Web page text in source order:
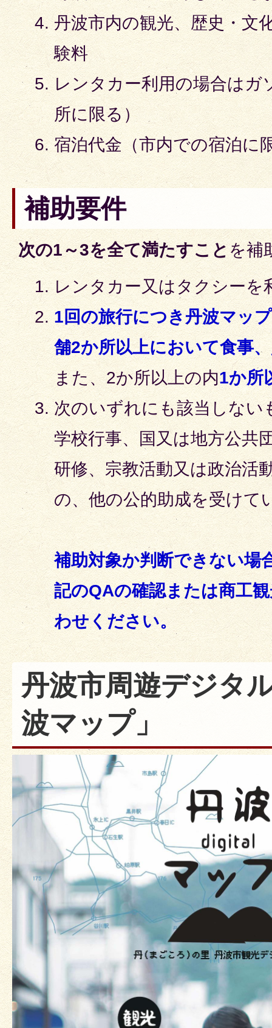
丹波市内の観光、歴史・文
験料
レンタカー利用の場合はガ
所に限る）
宿泊代金（市内での宿泊に
補助要件
次の1～3を全て満たすことを補
レンタカー又はタクシーを
1回の旅行につき丹波マッ
舗2か所以上において食事
また、2か所以上の内1か所
次のいずれにも該当しない
学校行事、国又は地方公共
研修、宗教活動又は政治活
の、他の公的助成を受けて
補助対象か判断できない場
記のQAの確認または商工
わせください。
丹波市周遊デジタ
波マップ」